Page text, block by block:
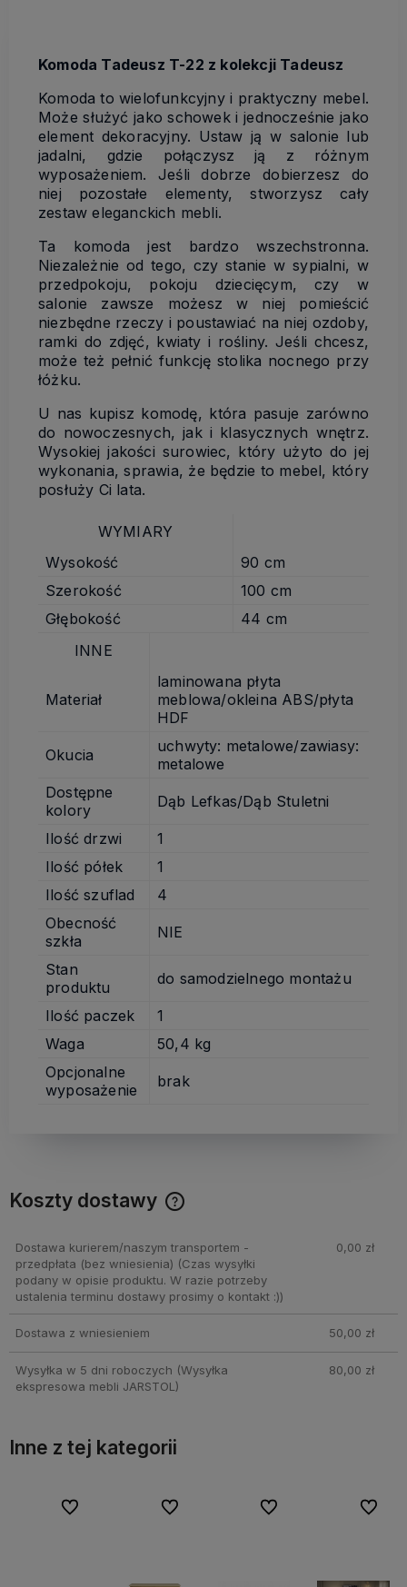
Komoda Tadeusz T-22 z kolekcji Tadeusz
Komoda to wielofunkcyjny i praktyczny mebel.
Może służyć jako schowek i jednocześnie jako
element dekoracyjny. Ustaw ją w salonie lub
jadalni, gdzie połączysz ją z różnym
wyposażeniem. Jeśli dobrze dobierzesz do
niej pozostałe elementy, stworzysz cały
zestaw eleganckich mebli.
Ta komoda jest bardzo wszechstronna.
Niezależnie od tego, czy stanie w sypialni, w
przedpokoju, pokoju dziecięcym, czy w
salonie zawsze możesz w niej pomieścić
niezbędne rzeczy i poustawiać na niej ozdoby,
ramki do zdjęć, kwiaty i rośliny. Jeśli chcesz,
może też pełnić funkcję stolika nocnego przy
łóżku.
U nas kupisz komodę, która pasuje zarówno
do nowoczesnych, jak i klasycznych wnętrz.
Wysokiej jakości surowiec, który użyto do jej
wykonania, sprawia, że będzie to mebel, który
posłuży Ci lata.
WYMIARY
Wysokość
90 cm
Szerokość
100 cm
Głębokość
44 cm
INNE
Materiał
laminowana płyta
meblowa/okleina ABS/płyta
HDF
Okucia
uchwyty: metalowe/zawiasy:
metalowe
Dostępne
kolory
Dąb Lefkas/Dąb Stuletni
Ilość drzwi
1
Ilość półek
1
Ilość szuflad
4
Obecność
szkła
NIE
Stan
produktu
do samodzielnego montażu
Ilość paczek
1
Waga
50,4 kg
Opcjonalne
wyposażenie
brak
Koszty dostawy
Dostawa kurierem/naszym transportem -
przedpłata (bez wniesienia) (Czas wysyłki
podany w opisie produktu. W razie potrzeby
ustalenia terminu dostawy prosimy o kontakt :))
0,00 zł
Dostawa z wniesieniem 50,00 zł
Wysyłka w 5 dni roboczych (Wysyłka
ekspresowa mebli JARSTOL)
80,00 zł
Inne z tej kategorii
Do ulubionych
Do ulubionych Do ulubionych
Do ulubionych Do ulubionych
Do ulubionych Do
Do